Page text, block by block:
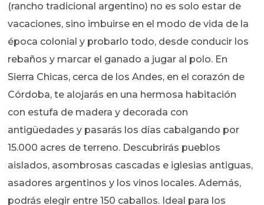
(rancho tradicional argentino) no es solo estar de
vacaciones, sino imbuirse en el modo de vida de la
época colonial y probarlo todo, desde conducir los
rebaños y marcar el ganado a jugar al polo. En
Sierra Chicas, cerca de los Andes, en el corazón de
Córdoba, te alojarás en una hermosa habitación
con estufa de madera y decorada con
antigüedades y pasarás los días cabalgando por
15.000 acres de terreno. Descubrirás pueblos
aislados, asombrosas cascadas e iglesias antiguas,
asadores argentinos y los vinos locales. Además,
podrás elegir entre 150 caballos. Ideal para los